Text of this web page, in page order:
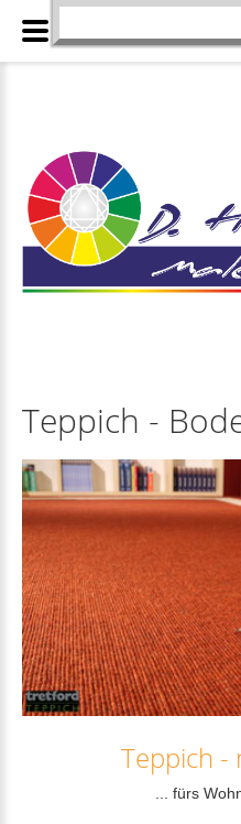
Teppich -
Teppich -
... fürs